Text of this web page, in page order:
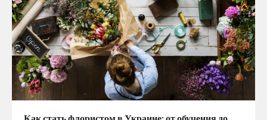
Как стать флористом в Украине: от обучения до